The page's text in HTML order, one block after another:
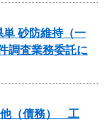
砂防維持（一
調査業務委託に
他（債務） 工